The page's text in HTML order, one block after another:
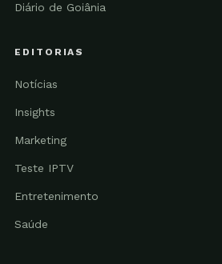
Diário de Goiânia
EDITORIAS
Notícias
Insights
Marketing
Teste IPTV
Entretenimento
Saúde